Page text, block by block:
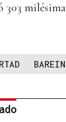
BAREIN